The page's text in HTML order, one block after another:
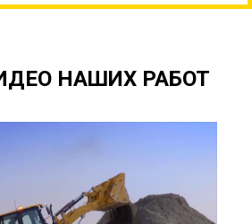
НАШИХ РАБОТ